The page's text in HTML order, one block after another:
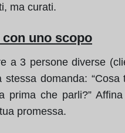
ma curati.
con uno scopo
a 3 persone diverse
stessa domanda: “Cosa
prima che parli?”
promessa.